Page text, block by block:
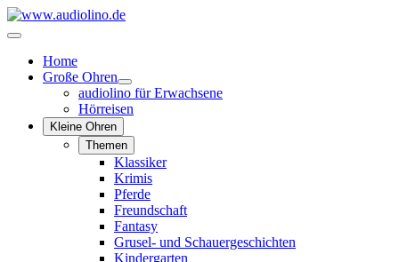
Home
Große Ohren
audiolino für Erwachsene
Hörreisen
Kleine Ohren
Themen
Klassiker
Krimis
Pferde
Freundschaft
Fantasy
Grusel- und Schauergeschichten
Kindergarten